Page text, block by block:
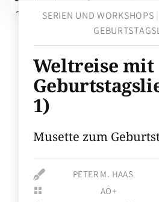
SERIEN UND WORKSHOPS
Weltreise mit
1)
Musette zum
 PETER M. HAAS
 AO+